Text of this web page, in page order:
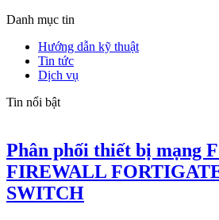
Danh mục tin
Hướng dẫn kỹ thuật
Tin tức
Dịch vụ
Tin nổi bật
Phân phối thiết bị mạng
FIREWALL
SWITCH